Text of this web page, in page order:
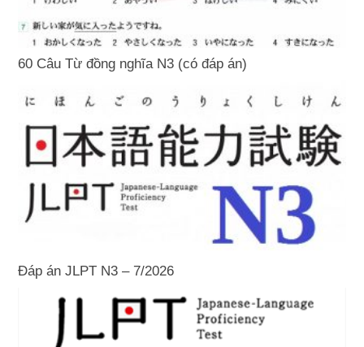
60 Câu Từ đồng nghĩa N3 (có đáp án)
Đáp án JLPT N3 – 7/2026